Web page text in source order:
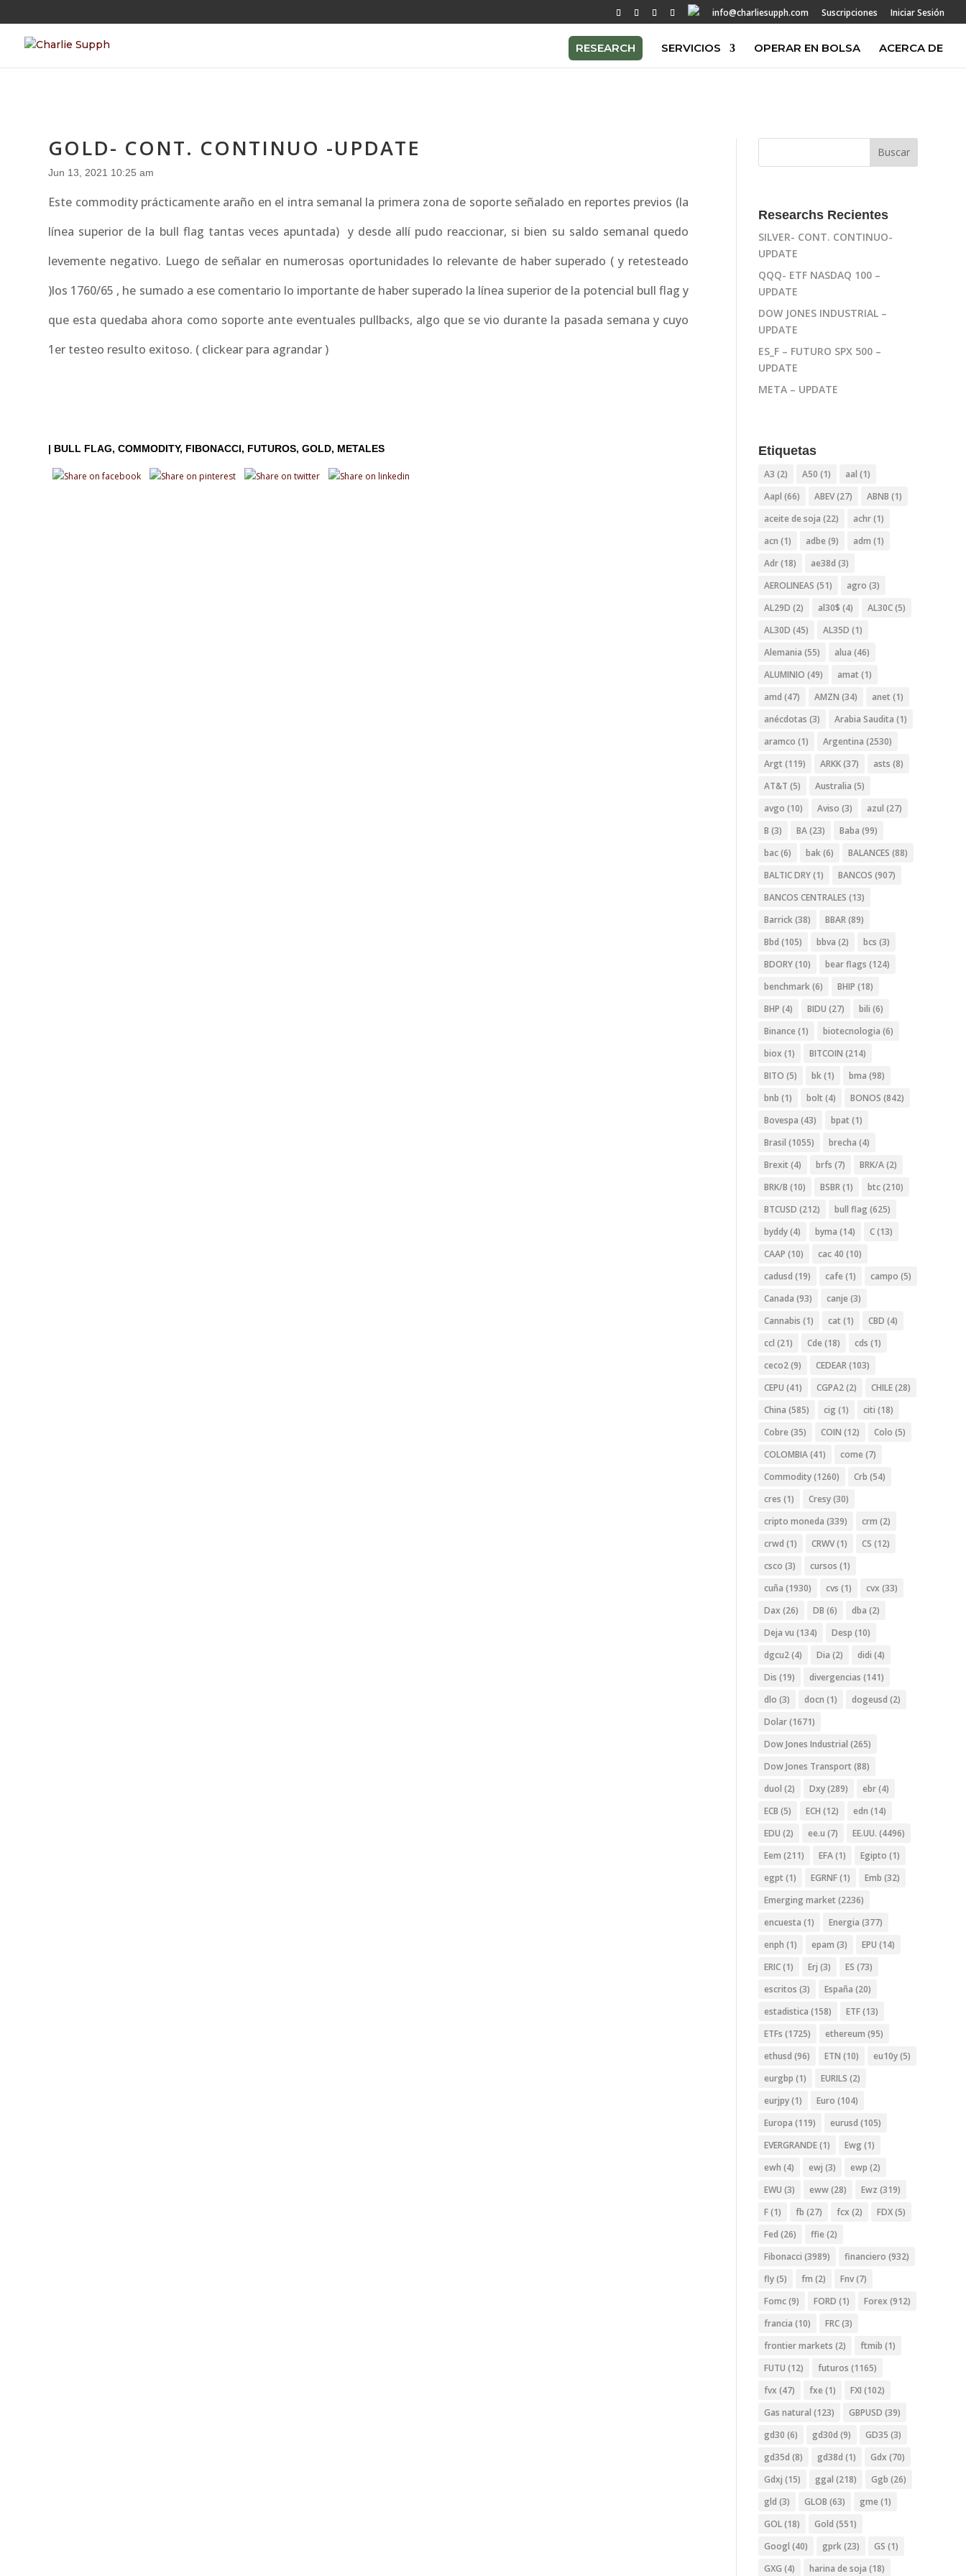
info@charliesupph.com Suscripciones Iniciar Sesión
RESEARCH SERVICIOS OPERAR EN BOLSA ACERCA DE
GOLD- CONT. CONTINUO -UPDATE
Jun 13, 2021 10:25 am
Este commodity prácticamente araño en el intra semanal la primera zona de soporte señalado en reportes previos (la
línea superior de la bull flag tantas veces apuntada) y desde allí pudo reaccionar, si bien su saldo semanal quedo
levemente negativo. Luego de señalar en numerosas oportunidades lo relevante de haber superado ( y retesteado
)los 1760/65 , he sumado a ese comentario lo importante de haber superado la línea superior de la potencial bull flag y
que esta quedaba ahora como soporte ante eventuales pullbacks, algo que se vio durante la pasada semana y cuyo
1er testeo resulto exitoso. ( clickear para agrandar )
| BULL FLAG COMMODITY FIBONACCI FUTUROS GOLD METALES
Researchs Recientes
SILVER- CONT. CONTINUO-
UPDATE
QQQ- ETF NASDAQ 100 –
UPDATE
DOW JONES INDUSTRIAL –
UPDATE
ES_F – FUTURO SPX 500 –
UPDATE
META – UPDATE
Etiquetas
A3 (2) A50 (1) aal (1)
Aapl (66) ABEV(27) ABNB (1)
aceite de soja (22) achr(1)
acn (1) adbe (9) adm (1)
Adr(18) ae38d (3)
AEROLINEAS (51) agro (3)
AL29D (2) al30$ (4) AL30C(5)
AL30D (45) AL35D (1)
Alemania (55) alua (46)
ALUMINIO (49) amat (1)
amd (47) AMZN (34) anet (1)
anécdotas (3) Arabia Saudita (1)
aramco (1) Argentina (2530)
Argt (119) ARKK(37) asts (8)
AT&T (5) Australia (5)
avgo (10) Aviso (3) azul (27)
B (3) BA(23) Baba (99)
bac(6) bak(6) BALANCES (88)
BALTIC DRY(1) BANCOS (907)
BANCOS CENTRALES (13)
Barrick(38) BBAR(89)
Bbd (105) bbva (2) bcs (3)
BDORY(10) bear flags (124)
benchmark(6) BHIP (18)
BHP (4) BIDU (27) bili (6)
Binance (1) biotecnologia (6)
biox (1) BITCOIN (214)
BITO (5) bk(1) bma (98)
bnb (1) bolt (4) BONOS (842)
Bovespa (43) bpat (1)
Brasil (1055) brecha (4)
Brexit (4) brfs (7) BRK/A(2)
BRK/B (10) BSBR(1) btc(210)
BTCUSD (212) bull flag (625)
byddy(4) byma (14) C(13)
CAAP (10) cac 40 (10)
cadusd (19) cafe (1) campo (5)
Canada (93) canje (3)
Cannabis (1) cat (1) CBD (4)
ccl (21) Cde (18) cds (1)
ceco2(9) CEDEAR(103)
CEPU (41) CGPA2(2) CHILE(28)
China (585) cig (1) citi (18)
Cobre (35) COIN (12) Colo (5)
COLOMBIA(41) come (7)
Commodity(1260) Crb (54)
cres (1) Cresy(30)
cripto moneda (339) crm (2)
crwd (1) CRWV(1) CS (12)
csco (3) cursos (1)
cuña (1930) cvs (1) cvx (33)
Dax (26) DB (6) dba (2)
Deja vu (134) Desp (10)
dgcu2(4) Dia (2) didi (4)
Dis (19) divergencias (141)
dlo (3) docn (1) dogeusd (2)
Dolar(1671)
Dow Jones Industrial (265)
Dow Jones Transport (88)
duol (2) Dxy(289) ebr(4)
ECB (5) ECH (12) edn (14)
EDU (2) ee.u (7) EE.UU. (4496)
Eem (211) EFA(1) Egipto (1)
egpt (1) EGRNF(1) Emb (32)
Emerging market (2236)
encuesta (1) Energia (377)
enph (1) epam (3) EPU (14)
ERIC(1) Erj (3) ES (73)
escritos (3) España (20)
estadistica (158) ETF(13)
ETFs (1725) ethereum (95)
ethusd (96) ETN (10) eu10y(5)
eurgbp (1) EURILS (2)
eurjpy(1) Euro (104)
Europa (119) eurusd (105)
EVERGRANDE(1) Ewg (1)
ewh (4) ewj (3) ewp (2)
EWU (3) eww(28) Ewz (319)
F(1) fb (27) fcx (2) FDX(5)
Fed (26) ffie (2)
Fibonacci (3989) financiero (932)
fly(5) fm (2) Fnv(7)
Fomc(9) FORD (1) Forex (912)
francia (10) FRC(3)
frontier markets (2) ftmib (1)
FUTU (12) futuros (1165)
fvx (47) fxe (1) FXI (102)
Gas natural (123) GBPUSD (39)
gd30 (6) gd30d (9) GD35 (3)
gd35d (8) gd38d (1) Gdx (70)
Gdxj (15) ggal (218) Ggb (26)
gld (3) GLOB (63) gme (1)
GOL(18) Gold (551)
Googl (40) gprk(23) GS (1)
GXG (4) harina de soja (18)